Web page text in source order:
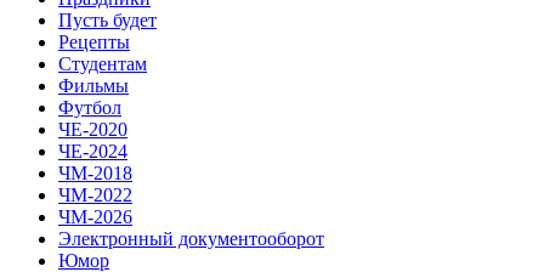
Пусть будет
Рецепты
Студентам
Фильмы
Футбол
ЧЕ-2020
ЧЕ-2024
ЧМ-2018
ЧМ-2022
ЧМ-2026
Электронный документооборот
Юмор